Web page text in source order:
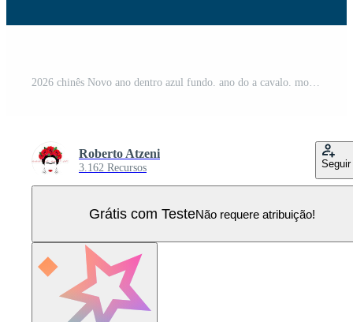
2026 chinês Novo ano dentro azul fundo. ano do a cavalo. moderno arte ouro números Projeto para cobrir, cartão, poster, bandeira, logotipo zodíaco placa. dourado luxo modelo Vetor Pro
Roberto Atzeni
3.162 Recursos Seguir
Grátis com TesteNão requere atribuição!